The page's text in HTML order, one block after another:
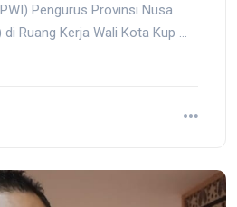
Pengurus Provinsi Nusa
Ruang Kerja Wali Kota Kup ...